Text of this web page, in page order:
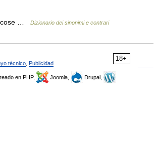
… Dizionario dei sinonimi e contrari
18+
técnico Publicidad
en PHP, Joomla,
Drupal,